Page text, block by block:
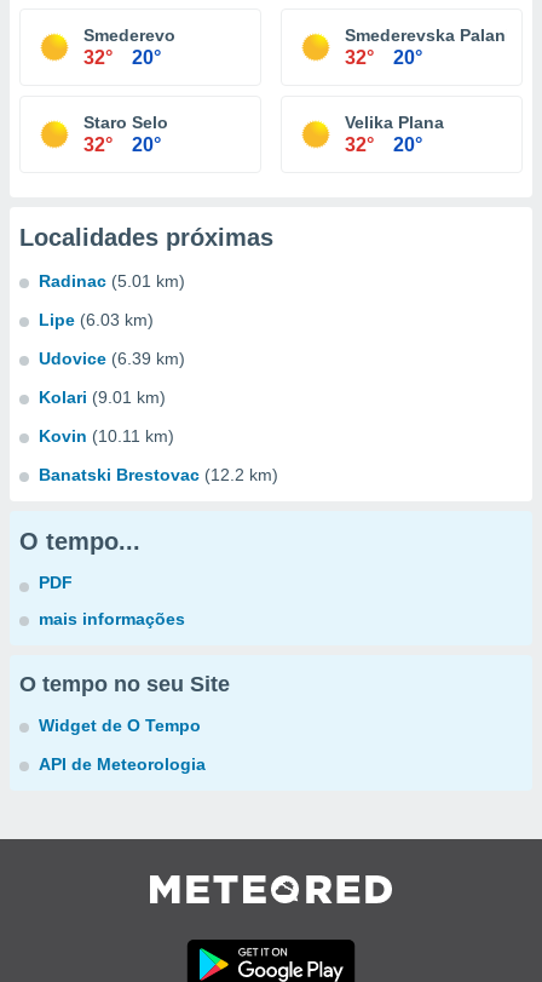
Smederevo
32° 20°
Smederevska Palanka
32° 20°
Staro Selo
32° 20°
Velika Plana
32° 20°
Localidades próximas
Radinac (5.01 km)
Lipe (6.03 km)
Udovice (6.39 km)
Kolari (9.01 km)
Kovin (10.11 km)
Banatski Brestovac (12.2 km)
O tempo...
PDF
mais informações
O tempo no seu Site
Widget de O Tempo
API de Meteorologia